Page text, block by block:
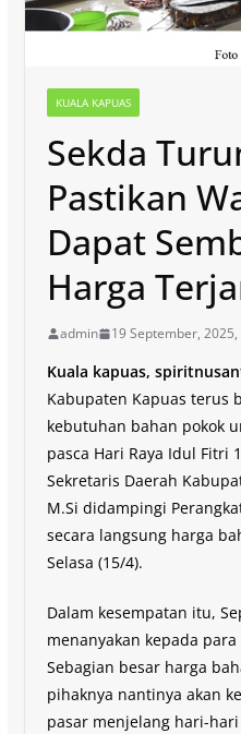
KUALA KAPUAS
Sekda
Pastikan
Dapat
Harga
admin 19 September, 2025,
Kuala kapuas,
Kabupaten Kapuas terus
kebutuhan bahan pokok
pasca Hari Raya Idul Fitri
Sekretaris Daerah
M.Si didampingi
secara langsung harga
Selasa (15/4).
Dalam kesempatan itu,
menanyakan kepada
Sebagian besar harga
pihaknya nantinya akan
pasar menjelang hari-